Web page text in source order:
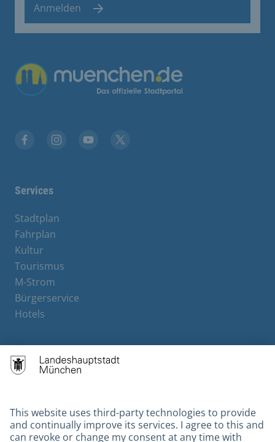
Anmelden
Übergreifende Links
Services
Stadtplan
Fahrplan
Kultur
Tourismus
M-Strom
Bürgerservice
Hotels
Contact
Gebärdensprache
Datenschutz